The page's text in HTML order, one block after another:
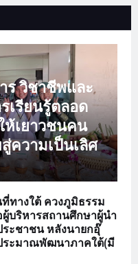
ร วิชาชีพและ
รียนรู้ตลอด
ห้เยาวชนคน
ความเป็นเลิศ
ทางใต้ ควงภูมิธรรม
บริหารสถานศึกษาผู้นำ
ะชาชน หลังนายกอุ๊
ระมาณพัฒนาภาคใต้(มี